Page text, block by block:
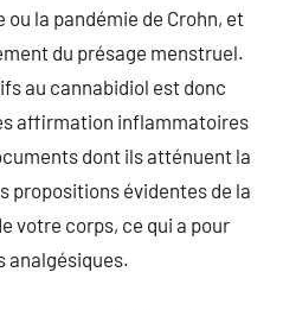
la pandémie de Crohn, et
du présage menstruel.
au cannabidiol est donc
affirmation inflammatoires
dont ils atténuent la
propositions évidentes de la
votre corps, ce qui a pour
analgésiques.